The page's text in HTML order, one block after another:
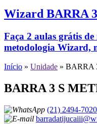
Wizard BARRA
Faça 2 aulas grátis
metodologia Wizard,
Início » Unidade » BARRA
BARRA 3 S
(21) 2494-7020